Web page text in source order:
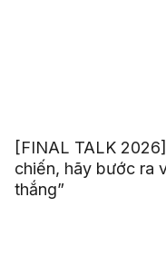
[FINAL TALK
chiến, hãy bước ra
thắng”